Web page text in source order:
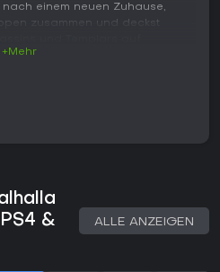
einem neuen Zuhause,
zusammen und deckst
sich um die offene Welt: Du
setzt auf fließende, wuchtige
erlauben es, Eivors
anzupassen, der in
Stealth-Taktiken verzweigt.
ausbaust, um neue
+Mehr
&
ALLE ANZEIGEN